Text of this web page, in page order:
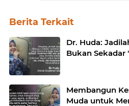
Berita Terkait
Dr. Huda:
Bukan Sekadar
Membangun
Muda untuk